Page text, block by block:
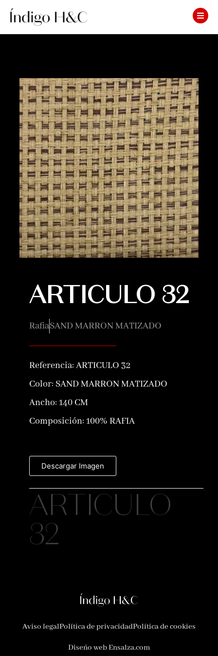
ARTICULO 32
RafiaSAND MARRON MATIZADO
Referencia: ARTICULO 32
Color: SAND MARRON MATIZADO
Ancho: 140 CM
Composición: 100% RAFIA
Descargar Imagen
ARTICULO
32
Aviso legalPolítica de privacidadPolítica de cookies
Diseño web Ensalza.com